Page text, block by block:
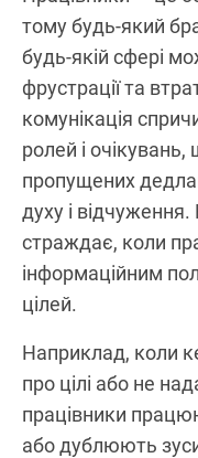
тому будь-який
будь-якій сфері
фрустрації та
комунікація
ролей і
пропущених
духу і
страждає, коли
інформаційним
цілей.
Наприклад, коли
про цілі або не
працівники
або дублюють